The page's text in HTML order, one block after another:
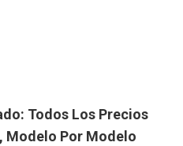
Todos Los Precios
Modelo Por Modelo